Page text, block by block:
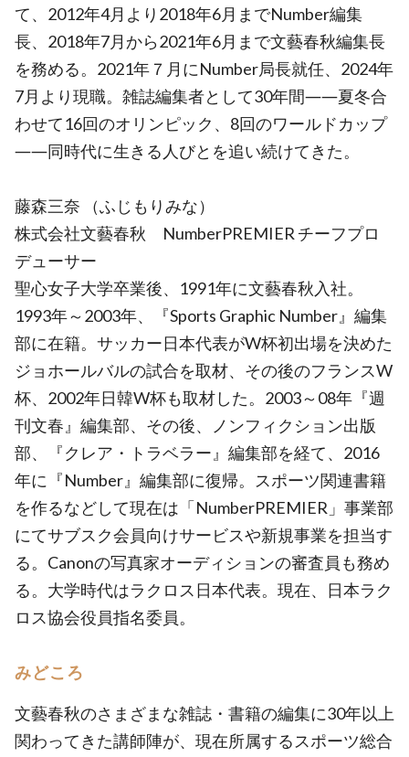
て、2012年4月より2018年6月までNumber編集
長、2018年7月から2021年6月まで文藝春秋編集長
を務める。2021年７月にNumber局長就任、2024年
7月より現職。雑誌編集者として30年間――夏冬合
わせて16回のオリンピック、8回のワールドカップ
――同時代に生きる人びとを追い続けてきた。
藤森三奈 （ふじもりみな）
株式会社文藝春秋 NumberPREMIER チーフプロ
デューサー
聖心女子大学卒業後、1991年に文藝春秋入社。
1993年～2003年、『Sports Graphic Number』編集
部に在籍。サッカー日本代表がW杯初出場を決めた
ジョホールバルの試合を取材、その後のフランスW
杯、2002年日韓W杯も取材した。2003～08年『週
刊文春』編集部、その後、ノンフィクション出版
部、『クレア・トラベラー』編集部を経て、2016
年に『Number』編集部に復帰。スポーツ関連書籍
を作るなどして現在は「NumberPREMIER」事業部
にてサブスク会員向けサービスや新規事業を担当す
る。Canonの写真家オーディションの審査員も務め
る。大学時代はラクロス日本代表。現在、日本ラク
ロス協会役員指名委員。
みどころ
文藝春秋のさまざまな雑誌・書籍の編集に30年以上
関わってきた講師陣が、現在所属するスポーツ総合